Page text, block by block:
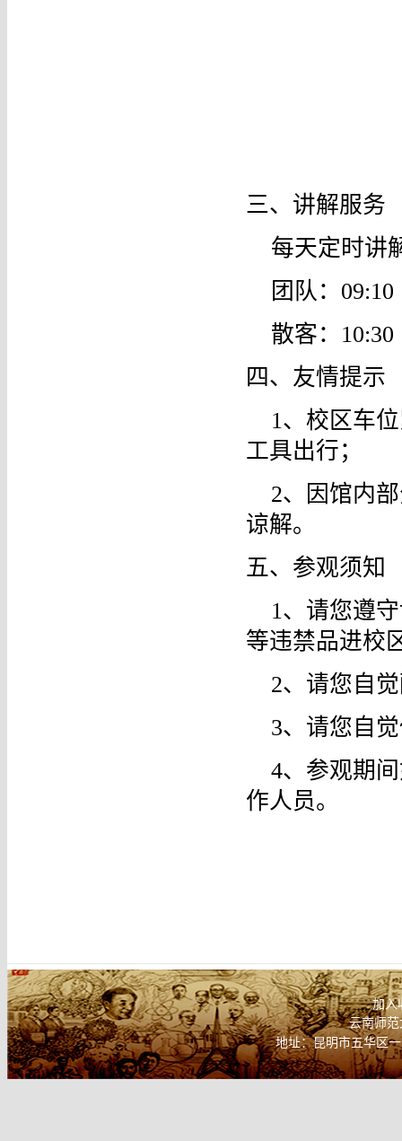
三、讲解服务
每天定时讲
团队：09:10
散客：10:30
四、友情提示
1、校区车
工具出行；
2、因馆内
谅解。
五、参观须知
1、请您遵
等违禁品进校
2、请您自
3、请您自
4、参观期
作人员。
加入
云南师
地址：昆明市五华区
联系